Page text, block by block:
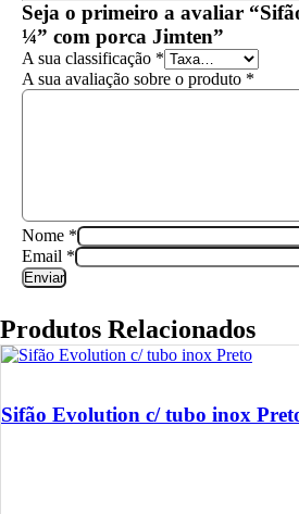
Seja o primeiro a avaliar
¼” com porca Jimten”
A sua classificação *
A sua avaliação sobre o produto *
Nome *
Email *
Produtos Relacionados
Sifão Evolution c/ tubo inox